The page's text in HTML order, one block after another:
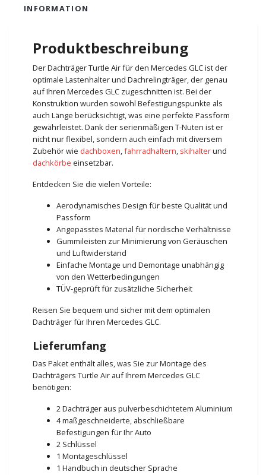
INFORMATION
Produktbeschreibung
Der Dachträger Turtle Air für den Mercedes GLC ist der
optimale Lastenhalter und Dachrelingträger, der genau
auf Ihren Mercedes GLC zugeschnitten ist. Bei der
Konstruktion wurden sowohl Befestigungspunkte als
auch Länge berücksichtigt, was eine perfekte Passform
gewährleistet. Dank der serienmäßigen T-Nuten ist er
nicht nur flexibel, sondern auch einfach mit diversem
Zubehör wie dachboxen,fahrradhaltern, skihalterund
dachkörbe einsetzbar.
Entdecken Sie die vielen Vorteile:
Aerodynamisches Design für beste Qualität und
Passform
Angepasstes Material für nordische Verhältnisse
Gummileisten zur Minimierung von Geräuschen
und Luftwiderstand
Einfache Montage und Demontage unabhängig
von den Wetterbedingungen
TÜV-geprüft für zusätzliche Sicherheit
Reisen Sie bequem und sicher mit dem optimalen
Dachträger für Ihren Mercedes GLC.
Lieferumfang
Das Paket enthält alles, was Sie zur Montage des
Dachträgers Turtle Air auf Ihrem Mercedes GLC
benötigen:
2 Dachträger aus pulverbeschichtetem Aluminium
4 maßgeschneiderte, abschließbare
Befestigungen für Ihr Auto
2 Schlüssel
1 Montageschlüssel
1 Handbuch in deutscher Sprache